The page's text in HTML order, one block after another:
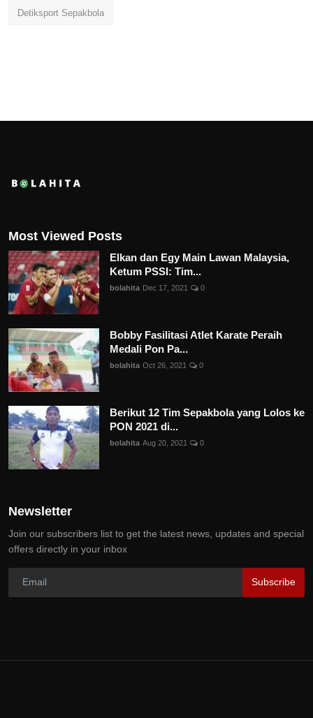
Detiksport Sepakbola
Most Viewed Posts
Elkan dan Egy Main Lawan Malaysia,
Ketum PSSI: Tim...
bolahita Dec 17, 2021 0
Bobby Fasilitasi Atlet Karate Peraih
Medali Pon Pa...
bolahita Oct 26, 2021 0
Berikut 12 Tim Sepakbola yang Lolos ke
PON 2021 di...
bolahita Aug 20, 2021 0
Newsletter
Join our subscribers list to get the latest news, updates and special
offers directly in your inbox
Subscribe